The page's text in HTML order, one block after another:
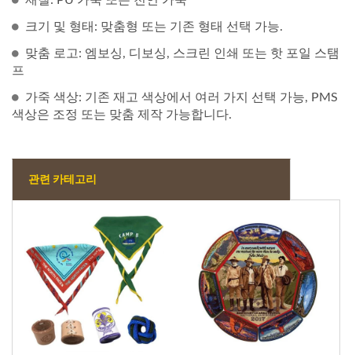
크기 및 형태: 맞춤형 또는 기존 형태 선택 가능.
맞춤 로고: 엠보싱, 디보싱, 스크린 인쇄 또는 핫 포일 스탬
프
가죽 색상: 기존 재고 색상에서 여러 가지 선택 가능, PMS
색상은 조정 또는 맞춤 제작 가능합니다.
관련 카테고리